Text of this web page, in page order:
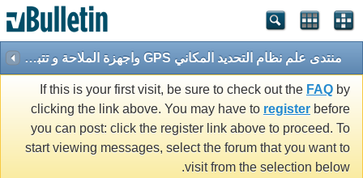
منتدى علم نظام التحديد المكاني GPS واجهزة الملاحة و تتبع المركبات الأني Navigation systems & AVL
If this is your first visit, be sure to check out the FAQ by
clicking the link above. You may have to register before
you can post: click the register link above to proceed. To
start viewing messages, select the forum that you want to
visit from the selection below.